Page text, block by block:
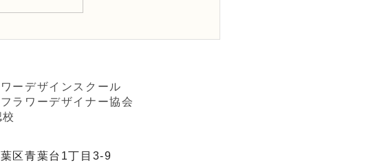
ーデザインスクール
ラワーデザイナー協会
区青葉台1丁目3-9